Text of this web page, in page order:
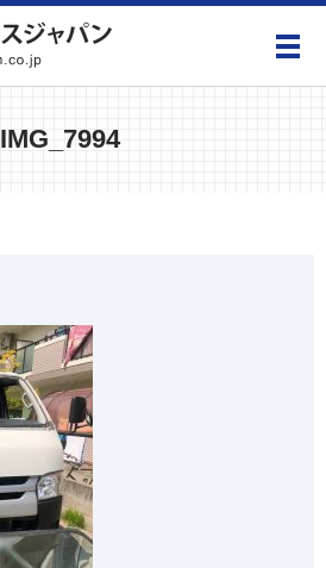
メ
IMG_7994